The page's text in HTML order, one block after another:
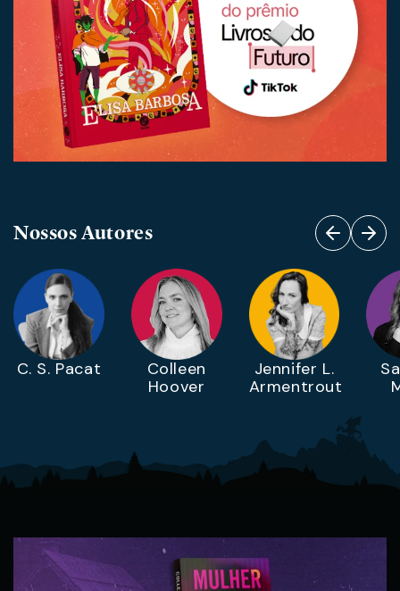
Nossos Autores
C. S. Pacat
Colleen
Hoover
Jennifer L.
Armentrout